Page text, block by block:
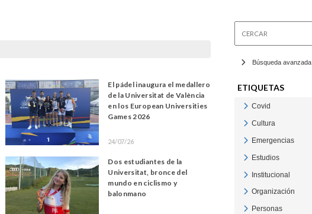
El pádel inaugura el medallero
de la Universitat de València
en los European Universities
Games 2026
24/07/26
Dos estudiantes de la
Universitat, bronce del
mundo en ciclismo y
balonmano
Búsqueda avanzada
ETIQUETAS
Covid
Cultura
Emergencias
Estudios
Institucional
Organización
Personas